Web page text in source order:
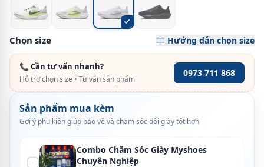
Chọn size Hướng dẫn chọn size
📞 Cần tư vấn nhanh?
Hỗ trợ chọn size • Tư vấn sản phẩm
0973 711 868
Sản phẩm mua kèm
Gợi ý phụ kiện giúp bảo vệ và chăm sóc đôi giày tốt hơn
Combo Chăm Sóc Giày Myshoes
Chuyên Nghiệp